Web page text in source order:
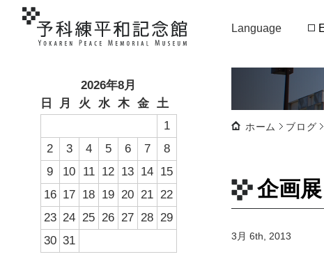
Language
2026年8月
日
月 火 水 木 金
土
1
2
3 4 5 6 7
8
9
10 11 12 13 14 15
16 17 18 19 20 21 22
23 24 25 26 27 28 29
30 31
ホーム ブログ
企画
3月 6th, 2013